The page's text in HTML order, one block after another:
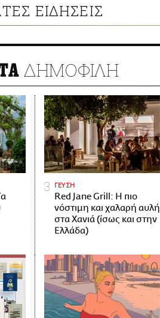
ΕΙΔΗΣΕΙΣ
ΔΗΜΟΦΙΛΗ
ΓΕΥΣΗ
Red Jane Grill: Η πιο
νόστιμη και χαλαρή αυλή
στα Χανιά (ίσως και στην
Ελλάδα)